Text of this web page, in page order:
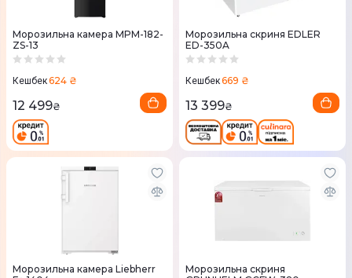
Морозильна камера MPM-182-
ZS-13
Кешбек624 ₴
12 499₴
Морозильна скриня EDLER
ED-350A
Кешбек669 ₴
13 399₴
Морозильна камера Liebherr
Морозильна скриня